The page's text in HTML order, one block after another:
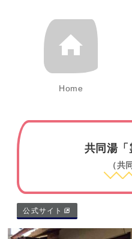
Home
共同湯「
（共
公式サイト